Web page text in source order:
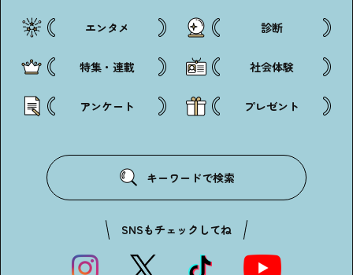
エンタメ 診断
特集・連載 社会体験
アンケート プレゼント
キーワードで検索
SNSもチェックしてね